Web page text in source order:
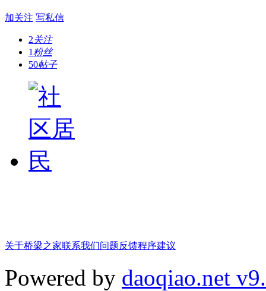
加关注 写私信
2关注
1 粉丝
50帖子
关于桥梁之家联系我们问题反馈程序建议
Powered by daoqiao.net